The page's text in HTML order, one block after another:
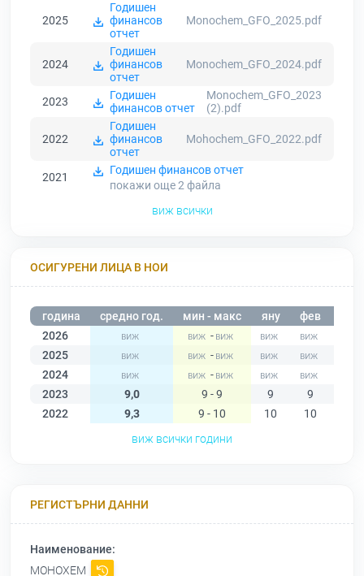
2025
Годишен
финансов
отчет
Monochem_GFO_2025.pdf
2024
Годишен
финансов
отчет
Monochem_GFO_2024.pdf
2023
Годишен
финансов отчет
Monochem_GFO_2023
(2).pdf
2022
Годишен
финансов
отчет
Mohochem_GFO_2022.pdf
2021
Годишен финансов отчет
покажи още 2файла
виж всички
ОСИГУРЕНИ ЛИЦА В НОИ
година средно год. мин - макс яну фев
2026
-
2025
-
2024
-
2023
9,0 9 - 9 9 9
2022
9,3 9 - 10 10 10
виж всички години
РЕГИСТЪРНИ ДАННИ
Наименование:
МОНОХЕМ